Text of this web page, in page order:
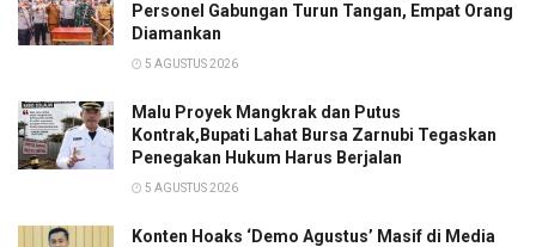
Personel Gabungan Turun Tangan, Empat Orang
Diamankan
5 AGUSTUS 2026
Malu Proyek Mangkrak dan Putus
Kontrak,Bupati Lahat Bursa Zarnubi Tegaskan
Penegakan Hukum Harus Berjalan
5 AGUSTUS 2026
Konten Hoaks ‘Demo Agustus’ Masif di Media